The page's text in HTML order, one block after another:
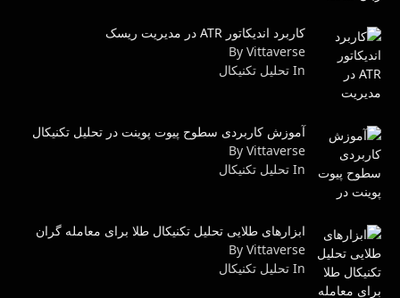
کاربرد اندیکاتور ATR در مدیریت ریسک
By Vittaverse
In تحليل تكنيكال
آموزش کاربردی سطوح پیوت پوینت در تحلیل تکنیکال
By Vittaverse
In تحليل تكنيكال
ابزارهای طلایی تحلیل تکنیکال طلا برای معامله گران
By Vittaverse
In تحليل تكنيكال